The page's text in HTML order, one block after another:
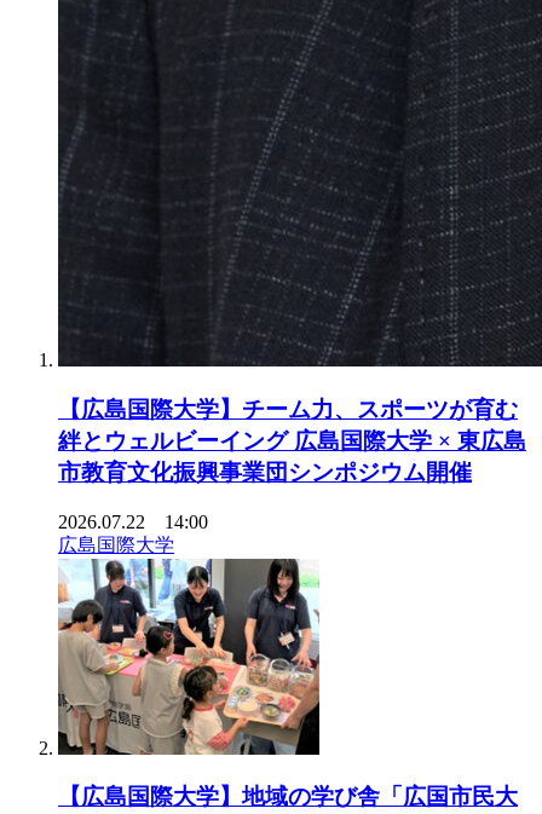
【広島国際大学】チーム力、スポーツが育む
絆とウェルビーイング 広島国際大学 × 東広島
市教育文化振興事業団シンポジウム開催
2026.07.22 14:00
広島国際大学
【広島国際大学】地域の学び舎「広国市民大